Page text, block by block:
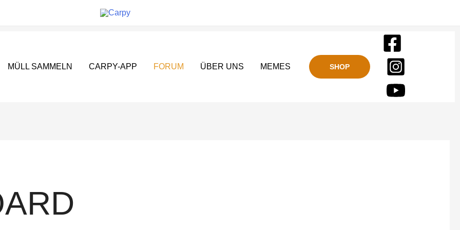
MÜLL SAMMELN CARPY-APP FORUM ÜBER UNS MEMES SHOP